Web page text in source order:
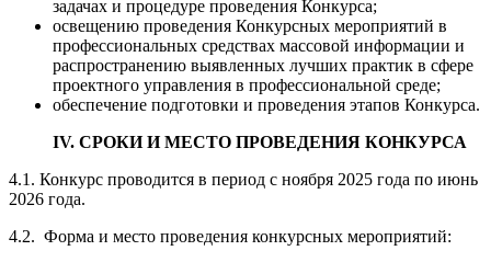
задачах и процедуре проведения Конкурса;
освещению проведения Конкурсных мероприятий в
профессиональных средствах массовой информации и
распространению выявленных лучших практик в сфере
проектного управления в профессиональной среде;
обеспечение подготовки и проведения этапов Конкурса.
IV. СРОКИ И МЕСТО ПРОВЕДЕНИЯ КОНКУРСА
4.1. Конкурс проводится в период с ноября 2025 года по июнь
2026 года.
4.2. Форма и место проведения конкурсных мероприятий: